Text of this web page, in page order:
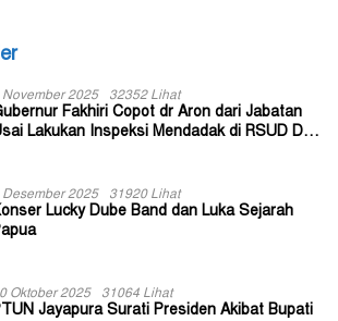
November 2025 32352 Lihat
Fakhiri Copot dr Aron dari Jabatan
Lakukan Inspeksi Mendadak di RSUD Dok
Desember 2025 31920 Lihat
Lucky Dube Band dan Luka Sejarah
Oktober 2025 31064 Lihat
Jayapura Surati Presiden Akibat Bupati